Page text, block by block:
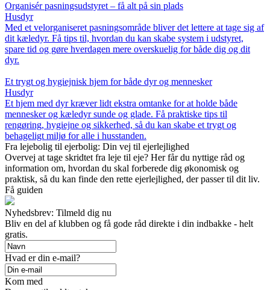
Organisér pasningsudstyret – få alt på sin plads
Husdyr
Med et velorganiseret pasningsområde bliver det lettere at tage sig af
dit kæledyr. Få tips til, hvordan du kan skabe system i udstyret,
spare tid og gøre hverdagen mere overskuelig for både dig og dit
dyr.
Et trygt og hygiejnisk hjem for både dyr og mennesker
Husdyr
Et hjem med dyr kræver lidt ekstra omtanke for at holde både
mennesker og kæledyr sunde og glade. Få praktiske tips til
rengøring, hygiejne og sikkerhed, så du kan skabe et trygt og
behageligt miljø for alle i husstanden.
Fra lejebolig til ejerbolig: Din vej til ejerlejlighed
Overvej at tage skridtet fra leje til eje? Her får du nyttige råd og
information om, hvordan du skal forberede dig økonomisk og
praktisk, så du kan finde den rette ejerlejlighed, der passer til dit liv.
Få guiden
Nyhedsbrev: Tilmeld dig nu
Bliv en del af klubben og få gode råd direkte i din indbakke - helt
gratis.
Hvad er din e-mail?
Kom med